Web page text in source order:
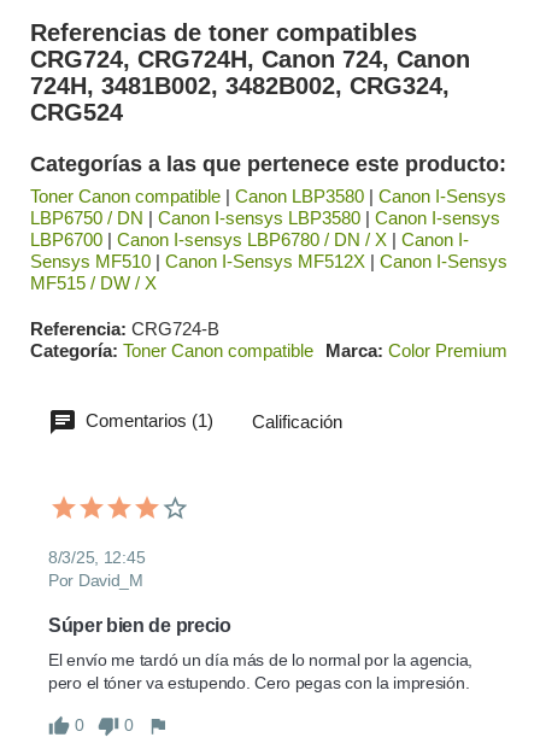
Referencias de toner compatibles
CRG724, CRG724H, Canon 724, Canon
724H, 3481B002, 3482B002, CRG324,
CRG524
Categorías a las que pertenece este producto:
Toner Canon compatible | Canon LBP3580 | Canon I-Sensys
LBP6750 / DN | Canon I-sensys LBP3580 | Canon I-sensys
LBP6700 | Canon I-sensys LBP6780 / DN / X | Canon I-
Sensys MF510 | Canon I-Sensys MF512X | Canon I-Sensys
MF515 / DW / X
Referencia CRG724-B
Categoría Toner Canon compatible Marca Color Premium
Comentarios (1) Calificación
8/3/25, 12:45
Por David_M
Súper bien de precio
El envío me tardó un día más de lo normal por la agencia,
pero el tóner va estupendo. Cero pegas con la impresión.
0 0